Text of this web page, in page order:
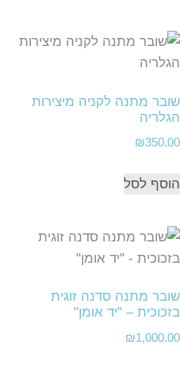
שובר מתנה לקניה מיצירות
הגלריה
₪350.00
הוסף לסל
שובר מתנה סדנה זוגית
בזכוכית – "יד אומן"
₪1,000.00